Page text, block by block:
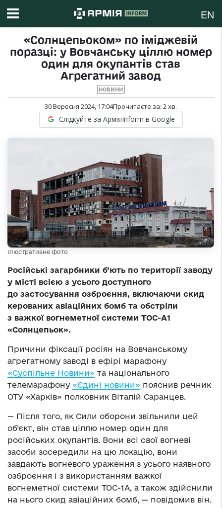
EN
«Солнцепьоком» по іміджевій
поразці: у Вовчанську ціллю номер
один для окупантів став
Агрегатний завод
НОВИНИ
30 Вересня 2024, 17:04Прочитаєте за: 2хв.
Слідкуйте за АрміяInform в Google
Ілюстративне фото
Російські загарбники б’ють по території заводу
у місті всією з усього доступного
до застосування озброєння, включаючи скид
керованих авіаційних бомб та обстріли
з важкої вогнеметної системи ТОС-А1
«Солнцепьок».
Причини фіксації росіян на Вовчанському
агрегатному заводі в ефірі марафону
«Суспільне Новини» та національного
телемарафону «Єдині новини» пояснив речник
ОТУ «Харків» полковник Віталій Саранцев.
— Після того, як Сили оборони звільнили цей
об’єкт, він став ціллю номер один для
російських окупантів. Вони всі свої вогневі
засоби зосередили на цю локацію, вони
завдають вогневого ураження з усього наявного
озброєння і з використанням важкої
вогнеметної системи ТОС-1А, а також здійснили
на нього скид авіаційних бомб, — повідомив він.